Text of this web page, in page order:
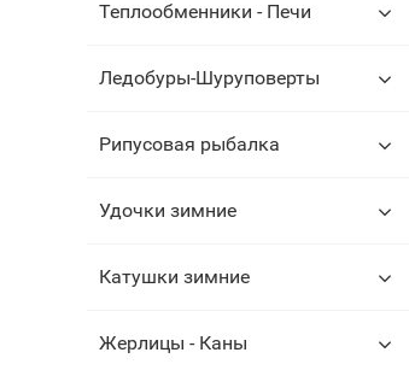
Теплообменники - Печи
Ледобуры-Шуруповерты
Рипусовая рыбалка
Удочки зимние
Катушки зимние
Жерлицы - Каны